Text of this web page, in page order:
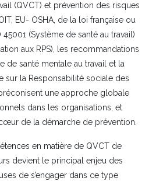
(QVCT) et prévention des risques
EU- OSHA, de la loi française ou
(Système de santé au travail)
aux RPS), les recommandations
de santé mentale au travail et la
sur la Responsabilité sociale des
une approche globale
dans les organisations, et
de la démarche de prévention.
en matière de QVCT de
devient le principal enjeu des
de s’engager dans ce type